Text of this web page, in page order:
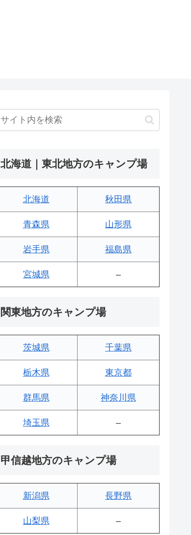
北海道｜東北地方のキャンプ場
北海道 秋田県
青森県 山形県
岩手県 福島県
宮城県 –
関東地方のキャンプ場
茨城県 千葉県
栃木県 東京都
群馬県 神奈川県
埼玉県 –
甲信越地方のキャンプ場
新潟県 長野県
山梨県 –